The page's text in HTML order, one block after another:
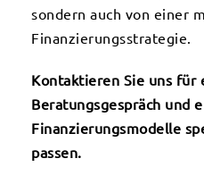
sondern auch von einer
Finanzierungsstrategie.
Kontaktieren Sie uns für
Beratungsgespräch und
Finanzierungsmodelle
passen.